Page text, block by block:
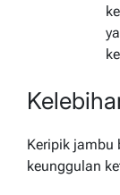
Keripik jambu
keunggulan